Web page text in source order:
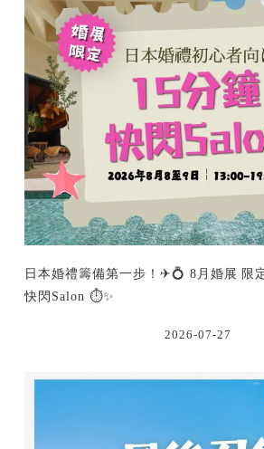
日本婚禮籌備第一步！✈💍 8月婚展 限
快閃Salon ⏱️✨
2026-07-27